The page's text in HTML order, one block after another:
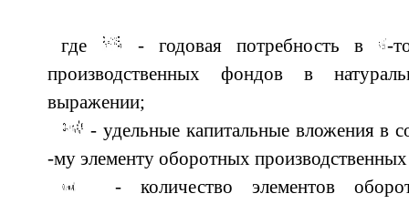
где - годовая потребность в
-
производственных фондов в
выражении;
- удельные капитальные вложения в
-му элементу оборотных
- количество элементов